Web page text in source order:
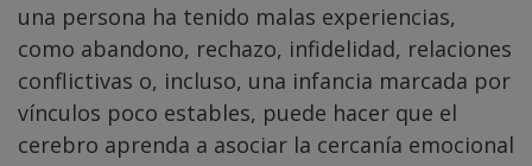
una persona ha tenido malas experiencias,
como abandono, rechazo, infidelidad, relaciones
conflictivas o, incluso, una infancia marcada por
vínculos poco estables, puede hacer que el
cerebro aprenda a asociar la cercanía emocional